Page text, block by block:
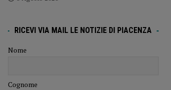
RICEVI VIA MAIL LE NOTIZIE DI PIACENZA
Nome
Cognome